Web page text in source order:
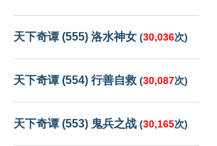
天下奇谭 (555) 洛水神女 (30,036次)
天下奇谭 (554) 行善自救 (30,087次)
天下奇谭 (553) 鬼兵之战 (30,165次)